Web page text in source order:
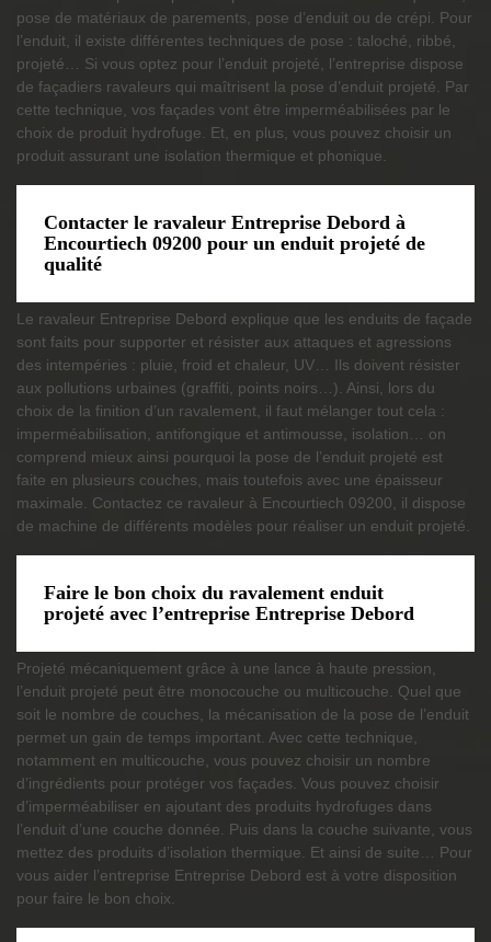
pose de matériaux de parements, pose d’enduit ou de crépi. Pour
l’enduit, il existe différentes techniques de pose : taloché, ribbé,
projeté… Si vous optez pour l’enduit projeté, l’entreprise dispose
de façadiers ravaleurs qui maîtrisent la pose d’enduit projeté. Par
cette technique, vos façades vont être imperméabilisées par le
choix de produit hydrofuge. Et, en plus, vous pouvez choisir un
produit assurant une isolation thermique et phonique.
Contacter le ravaleur Entreprise Debord à
Encourtiech 09200 pour un enduit projeté de
qualité
Le ravaleur Entreprise Debord explique que les enduits de façade
sont faits pour supporter et résister aux attaques et agressions
des intempéries : pluie, froid et chaleur, UV… Ils doivent résister
aux pollutions urbaines (graffiti, points noirs…). Ainsi, lors du
choix de la finition d’un ravalement, il faut mélanger tout cela :
imperméabilisation, antifongique et antimousse, isolation… on
comprend mieux ainsi pourquoi la pose de l’enduit projeté est
faite en plusieurs couches, mais toutefois avec une épaisseur
maximale. Contactez ce ravaleur à Encourtiech 09200, il dispose
de machine de différents modèles pour réaliser un enduit projeté.
Faire le bon choix du ravalement enduit
projeté avec l’entreprise Entreprise Debord
Projeté mécaniquement grâce à une lance à haute pression,
l’enduit projeté peut être monocouche ou multicouche. Quel que
soit le nombre de couches, la mécanisation de la pose de l’enduit
permet un gain de temps important. Avec cette technique,
notamment en multicouche, vous pouvez choisir un nombre
d’ingrédients pour protéger vos façades. Vous pouvez choisir
d’imperméabiliser en ajoutant des produits hydrofuges dans
l’enduit d’une couche donnée. Puis dans la couche suivante, vous
mettez des produits d’isolation thermique. Et ainsi de suite… Pour
vous aider l’entreprise Entreprise Debord est à votre disposition
pour faire le bon choix.